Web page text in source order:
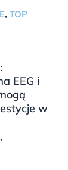
, TOP
EEG i
w
,